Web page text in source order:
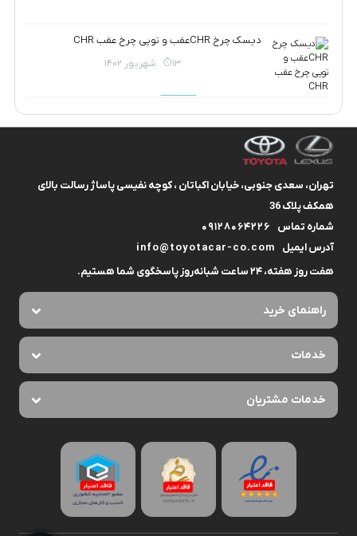
دیسک چرخ CHRعقب و توپی چرخ عقب CHR
13 شهریور 1402
تهران، سعدی جنوبی، خیابان اکباتان ، کوچه نفیسی پاساژ رسالت بالای
همکف پلاک 36
شماره تماس
09128064226
آدرس ایمیل
info@toyotacar-co.com
هفت روز هفته، ۲۴ ساعت شبانه‌روز پاسخگوی شما هستیم.
راهنمای خرید
خدمات
خدمات مشتریان